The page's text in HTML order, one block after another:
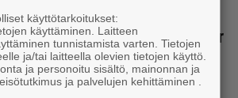
– “The key is to do your
advice from those with more
käyttötarkoitukset:
käyttäminen. Laitteen
tunnistamista varten. Tietojen
ja/tai laitteella olevien tietojen käyttö.
ja personoitu sisältö, mainonnan ja
ja palvelujen kehittäminen .